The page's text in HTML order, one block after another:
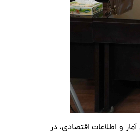
و اطلاعات اقتصادی، در